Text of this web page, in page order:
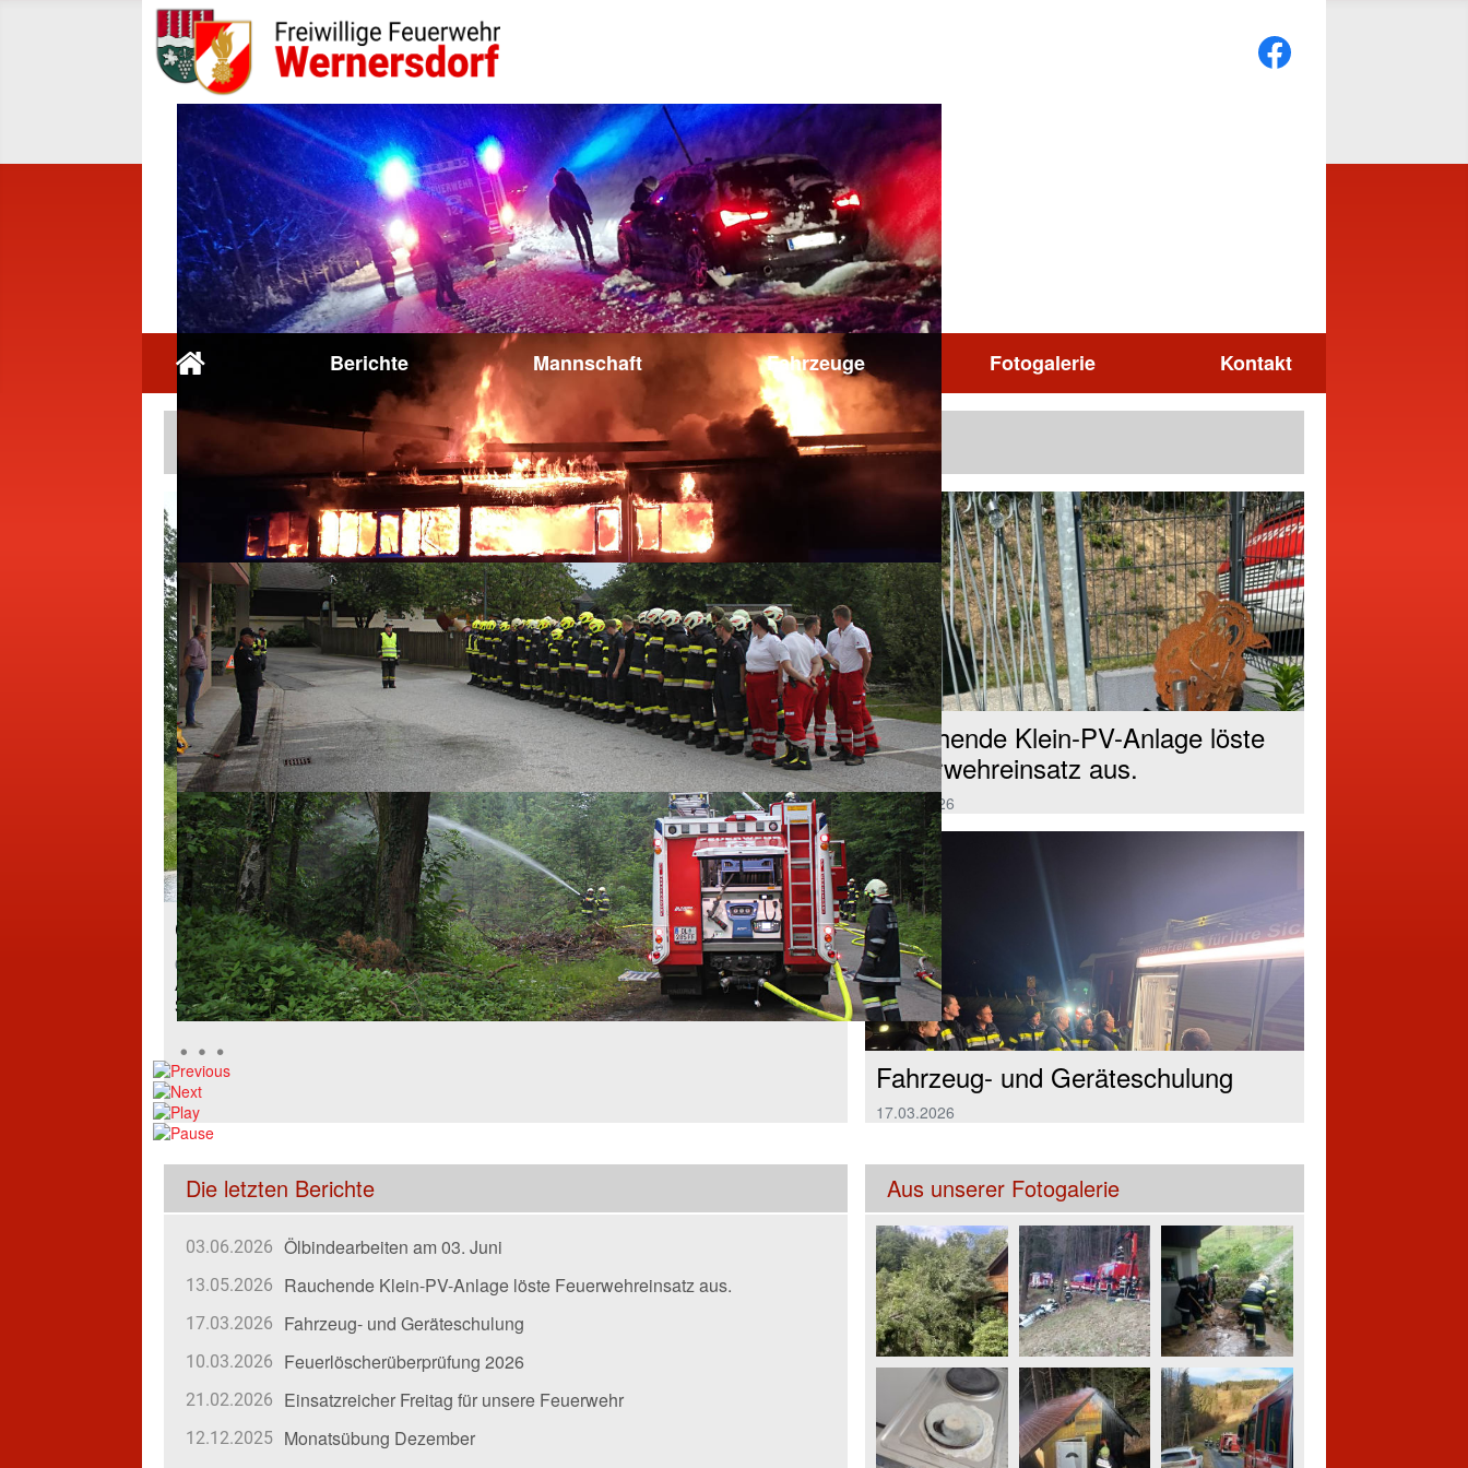
Berichte Mannschaft Fahrzeuge Fotogalerie Kontakt
Aktuelles
Ölbindearbeiten am 03. Juni
03.06.2026
Am 03. Juni wurden wir gemeinsam mit der Feuerwehr Wielfresen zu einem
Schadstoffeinsatz alarmiert.
Rauchende Klein-PV-Anlage löste
Feuerwehreinsatz aus.
13.05.2026
Fahrzeug- und Geräteschulung
17.03.2026
Die letzten Berichte
03.06.2026 Ölbindearbeiten am 03. Juni
13.05.2026 Rauchende Klein-PV-Anlage löste Feuerwehreinsatz aus.
17.03.2026 Fahrzeug- und Geräteschulung
10.03.2026 Feuerlöscherüberprüfung 2026
21.02.2026 Einsatzreicher Freitag für unsere Feuerwehr
12.12.2025 Monatsübung Dezember
Aus unserer Fotogalerie